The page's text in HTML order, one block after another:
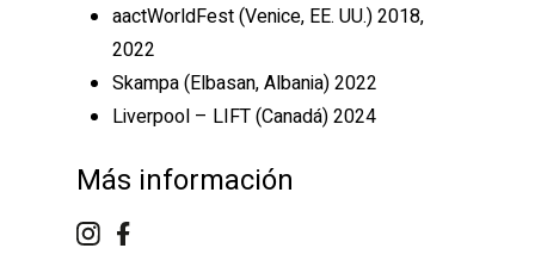
aactWorldFest (Venice, EE. UU.) 2018,
2022
Skampa (Elbasan, Albania) 2022
Liverpool – LIFT (Canadá) 2024
Más información